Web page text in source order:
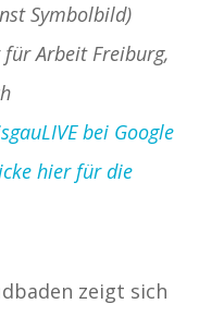
Symbolbild)
Arbeit Freiburg,
bei Google
hier für die
zeigt sich